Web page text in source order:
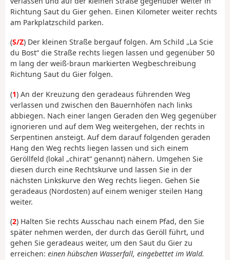
Richtung Saut du Gier gehen. Einen Kilometer weiter rechts
am Parkplatzschild parken.
(S/Z) Der kleinen Straße bergauf folgen. Am Schild „La Scie
du Bost“ die Straße rechts liegen lassen und gegenüber 50
m lang der weiß-braun markierten Wegbeschreibung
Richtung Saut du Gier folgen.
(1) An der Kreuzung den geradeaus führenden Weg
verlassen und zwischen den Bauernhöfen nach links
abbiegen. Nach einer langen Geraden den Weg gegenüber
ignorieren und auf dem Weg weitergehen, der rechts in
Serpentinen ansteigt. Auf dem darauf folgenden geraden
Hang den Weg rechts liegen lassen und sich einem
Geröllfeld (lokal „chirat“ genannt) nähern. Umgehen Sie
diesen durch eine Rechtskurve und lassen Sie in der
nächsten Linkskurve den Weg rechts liegen. Gehen Sie
geradeaus (Nordosten) auf einem weniger steilen Hang
weiter.
(2) Halten Sie rechts Ausschau nach einem Pfad, den Sie
später nehmen werden, der durch das Geröll führt, und
gehen Sie geradeaus weiter, um den Saut du Gier zu
erreichen: einen hübschen Wasserfall, eingebettet im Wald.